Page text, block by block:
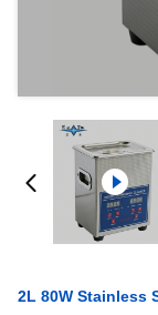
2L 80W Stainless